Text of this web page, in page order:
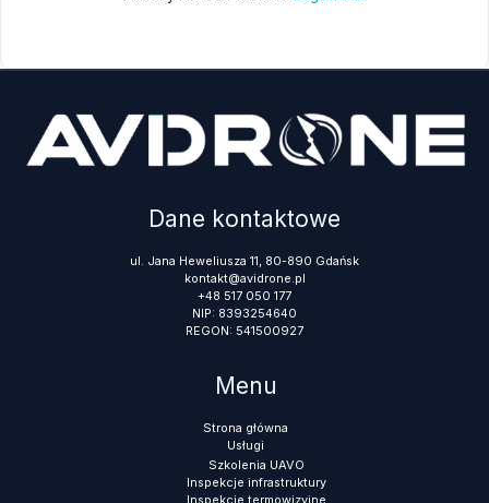
Dane kontaktowe
ul. Jana Heweliusza 11, 80-890 Gdańsk
kontakt@avidrone.pl
+48 517 050 177
NIP: 8393254640
REGON: 541500927
Menu
Strona główna
Usługi
Szkolenia UAVO
Inspekcje infrastruktury